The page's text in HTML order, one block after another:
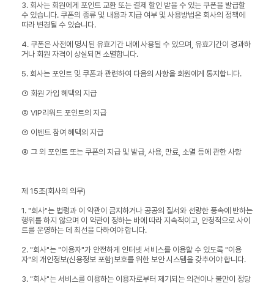
3. 회사는 회원에게 포인트 교환 또는 결제 할인 받을 수 있는 쿠폰을 발급할
수 있습니다. 쿠폰의 종류 및 내용과 지급 여부 및 사용방법은 회사의 정책에
따라 변경될 수 있습니다.
4. 쿠폰은 사전에 명시된 유효기간 내에 사용될 수 있으며, 유효기간이 경과하
거나 회원 자격이 상실되면 소멸합니다.
5. 회사는 포인트 및 쿠폰과 관련하여 다음의 사항을 회원에게 통지합니다.
① 회원 가입 혜택의 지급
② VIP리워드 포인트의 지급
③ 이벤트 참여 혜택의 지급
④ 그 외 포인트 또는 쿠폰의 지급 및 발급, 사용, 만료, 소멸 등에 관한 사항
제 15조(회사의 의무)
1. "회사"는 법령과 이 약관이 금지하거나 공공의 질서와 선량한 풍속에 반하는
행위를 하지 않으며 이 약관이 정하는 바에 따라 지속적이고, 안정적으로 사이
트를 운영하는 데 최선을 다하여야 합니다.
2. "회사"는 "이용자"가 안전하게 인터넷 서비스를 이용할 수 있도록 "이용
자"의 개인정보(신용정보 포함)보호를 위한 보안 시스템을 갖추어야 합니다.
3. "회사"는 서비스를 이용하는 이용자로부터 제기되는 의견이나 불만이 정당